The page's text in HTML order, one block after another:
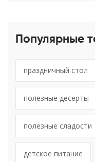
Популярные
праздничный стол
полезные десерты
полезные сладости
детское питание